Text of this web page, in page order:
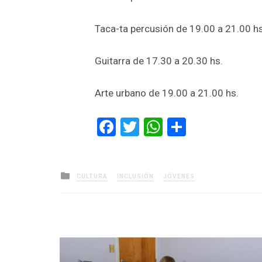
Taca-ta percusión de 19.00 a 21.00
Guitarra de 17.30 a 20.30 hs.
Arte urbano de 19.00 a 21.00 hs.
Facebook
TwitterWhatsApp
Posted
in
CULTURA INCLUSIÓN JÓVENES